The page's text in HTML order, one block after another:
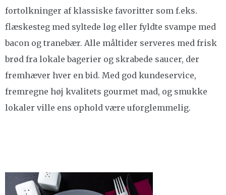
fortolkninger af klassiske favoritter som f.eks.
flæskesteg med syltede løg eller fyldte svampe med
bacon og tranebær. Alle måltider serveres med frisk
brød fra lokale bagerier og skrabede saucer, der
fremhæver hver en bid. Med god kundeservice,
fremregne høj kvalitets gourmet mad, og smukke
lokaler ville ens ophold være uforglemmelig.